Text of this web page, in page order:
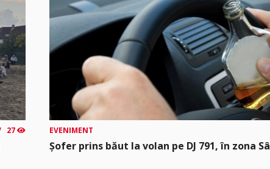
27 EVENIMENT
Șofer prins băut la volan pe DJ 791, în zona